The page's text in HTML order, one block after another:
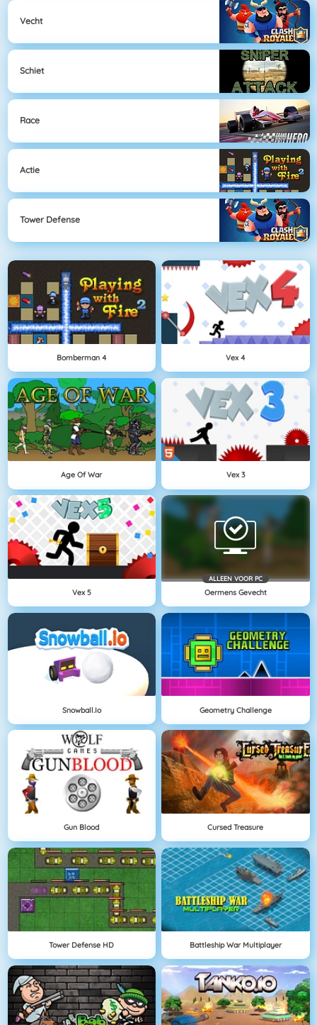
Vecht
Schiet
Race
Actie
Tower Defense
Bomberman 4 Vex 4
Age Of War Vex 3
Vex 5
ALLEEN VOOR PC
Oermens Gevecht
Snowball.io Geometry Challenge
Gun Blood Cursed Treasure
Tower Defense HD Battleship War Multiplayer